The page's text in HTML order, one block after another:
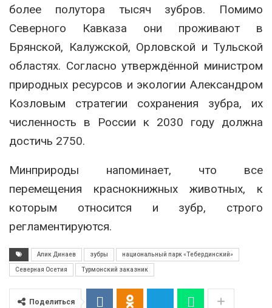
более полутора тысяч зубров. Помимо
Северного Кавказа они проживают в
Брянской, Калужской, Орловской и Тульской
областях. Согласно утверждённой министром
природных ресурсов и экологии Александром
Козловым стратегии сохранения зубра, их
численность в России к 2030 году должна
достичь 2750.
Минприроды напоминает, что все
перемещения краснокнижных животных, к
которым относится и зубр, строго
регламентируются.
Алик Динаев зубры национальный парк «Тебердинский»
Северная Осетия Турмонский заказник
Поделиться